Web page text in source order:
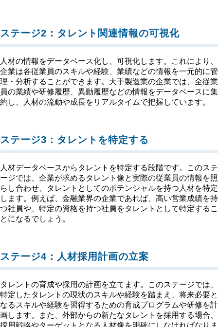
ステージ2：タレント関連情報の可視化
人材の情報をデータベース化し、可視化します。これにより、
企業は各従業員のスキルや経験、業績などの情報を一元的に管
理・分析することができます。大手製造業の企業では、全従業
員の業績や研修履歴、異動履歴などの情報をデータベースに集
約し、人材の流動や成長をリアルタイムで把握しています。
ステージ3：タレントを特定する
人材データベースからタレントを特定する段階です。このステ
ージでは、企業が求めるタレント像と実際の従業員の情報を照
らし合わせ、タレントとしてのポテンシャルを持つ人材を特定
します。例えば、金融業界の企業であれば、高い営業成績を持
つ社員や、特定の資格を持つ社員をタレントとして特定するこ
とになるでしょう。
ステージ4：人材採用計画の立案
タレントの育成や採用の計画を立てます。このステージでは、
特定したタレントの現状のスキルや経験を踏まえ、将来必要と
なるスキルや経験を習得するための育成プログラムや研修を計
画します。また、外部からの新たなタレントを採用する場合、
採用戦略やターゲットとなる人材像を明確にしなければなりま